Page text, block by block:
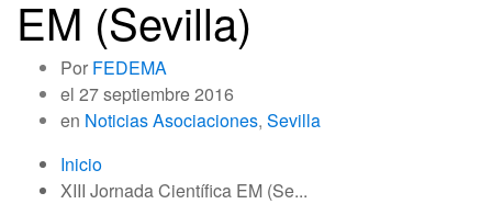
EM (Sevilla)
Por FEDEMA
el 27 septiembre 2016
en Noticias Asociaciones, Sevilla
Inicio
XIII Jornada Científica EM (Se...